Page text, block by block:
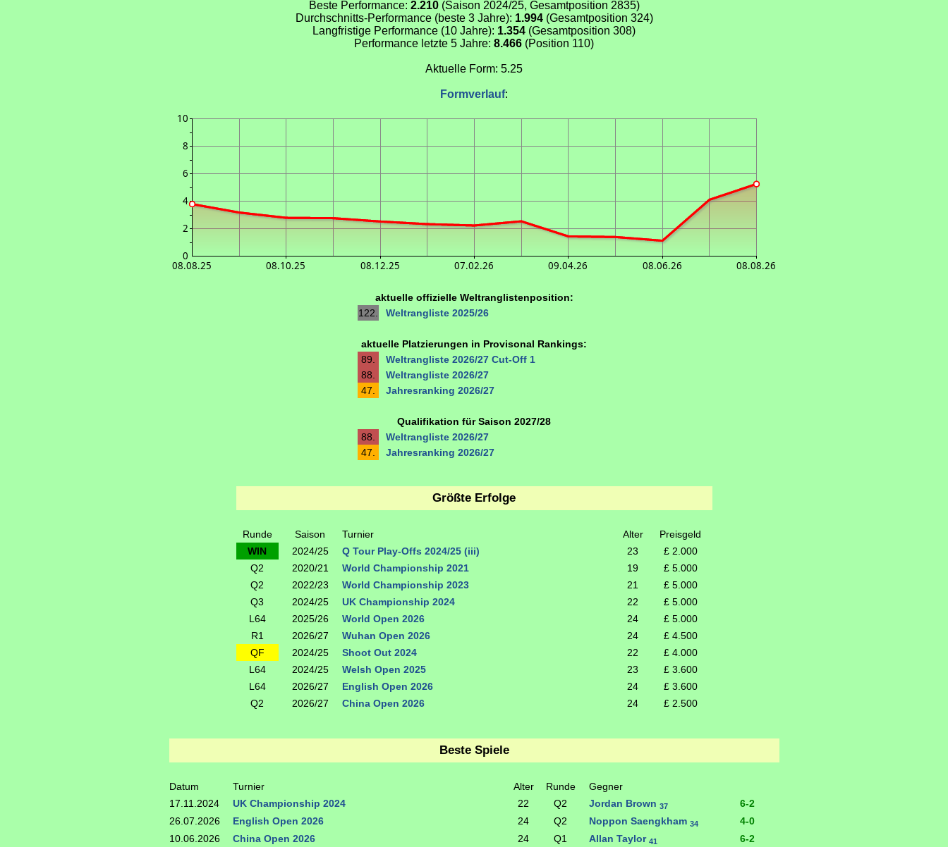
Beste Performance: 2.210(Saison 2024/25, Gesamtposition 2835)
Durchschnitts-Performance (beste 3 Jahre): 1.994(Gesamtposition 324)
Langfristige Performance (10 Jahre): 1.354 (Gesamtposition 308)
Performance letzte 5 Jahre: 8.466 (Position 110)
Aktuelle Form: 5.25
Formverlauf:
10
8
6
4
2
0
08.08.25 08.10.25 08.12.25 07.02.26 09.04.26 08.06.26 08.08.26
aktuelle offizielle Weltranglistenposition:
122.
Weltrangliste 2025/26
aktuelle Platzierungen in Provisonal Rankings:
89.
Weltrangliste 2026/27 Cut-Off 1
88.
Weltrangliste 2026/27
47.
Jahresranking 2026/27
Qualifikation für Saison 2027/28
88.
Weltrangliste 2026/27
47.
Jahresranking 2026/27
Größte Erfolge
Runde Saison Turnier Alter
Preisgeld
WIN
2024/25 Q Tour Play-Offs 2024/25 (iii) 23
£ 2.000
Q2
2020/21 World Championship 2021 19
£ 5.000
Q2
2022/23 World Championship 2023 21
£ 5.000
Q3
2024/25 UK Championship 2024 22
£ 5.000
L64
2025/26 World Open 2026 24
£ 5.000
R1
2026/27 Wuhan Open 2026 24
£ 4.500
QF
2024/25 Shoot Out 2024 22
£ 4.000
L64
2024/25 Welsh Open 2025 23
£ 3.600
L64
2026/27 English Open 2026 24
£ 3.600
Q2
2026/27 China Open 2026 24 £ 2.500
Beste Spiele
Datum Turnier Alter Runde
Gegner
17.11.2024
UK Championship 2024 22 Q2 Jordan Brown 37
6-2
26.07.2026
English Open 2026 24 Q2 Noppon Saengkham 34
4-0
10.06.2026
China Open 2026 24 Q1 Allan Taylor 41
6-2